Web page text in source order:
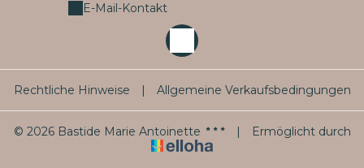
E-Mail-Kontakt
Rechtliche Hinweise | Allgemeine Verkaufsbedingungen
© 2026 Bastide Marie Antoinette | Ermöglicht durch